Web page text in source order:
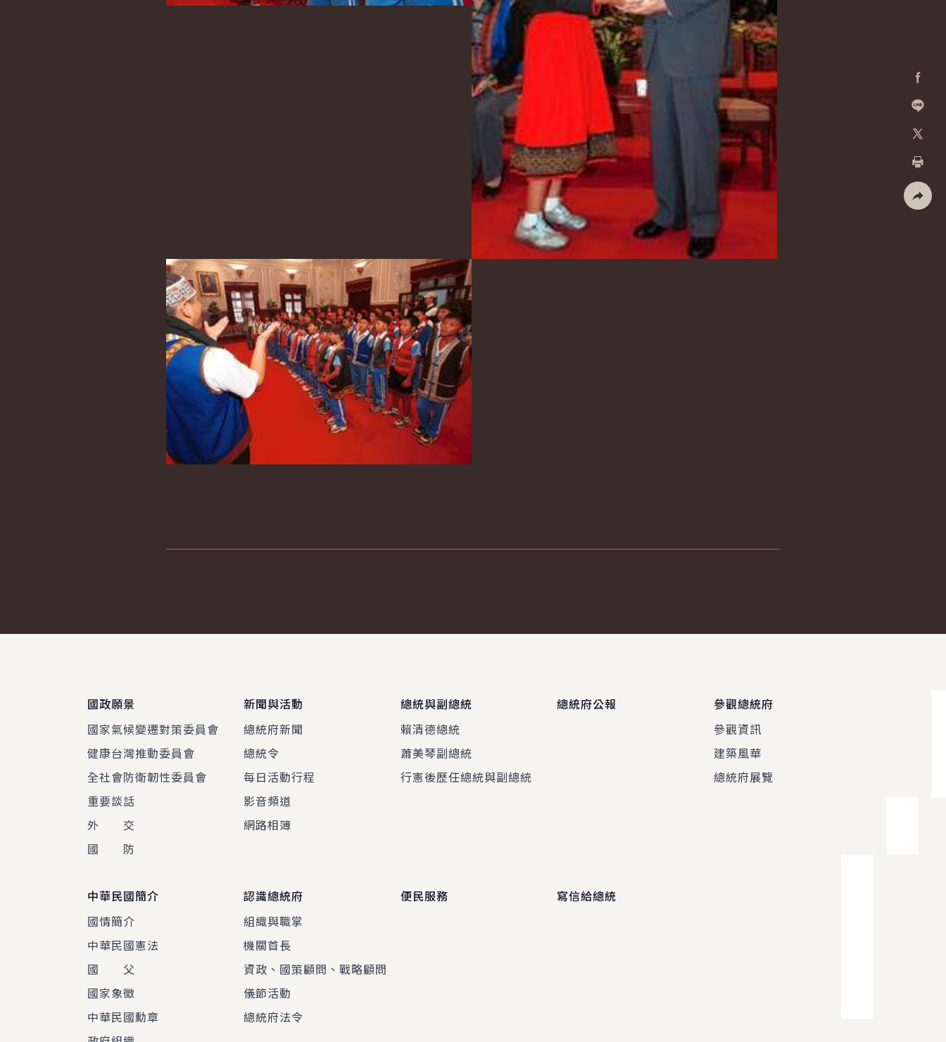
加入好
列印
國政願景
國家氣候變遷對策委員會
健康台灣推動委員會
全社會防衛韌性委員會
重要談話
外 交
國 防
新聞與活動
總統府新聞
總統令
每日活動行程
影音頻道
網路相簿
總統與副總統
賴清德總統
蕭美琴副總統
行憲後歷任總統與副總統
總統府公報
參觀總統府
參觀資訊
建築風華
總統府展覽
中華民國簡介
國情簡介
中華民國憲法
國 父
國家象徵
中華民國勳章
認識總統府
組織與職掌
機關首長
資政、國策顧問、戰略顧問
儀節活動
總統府法令
便民服務 寫信給總統